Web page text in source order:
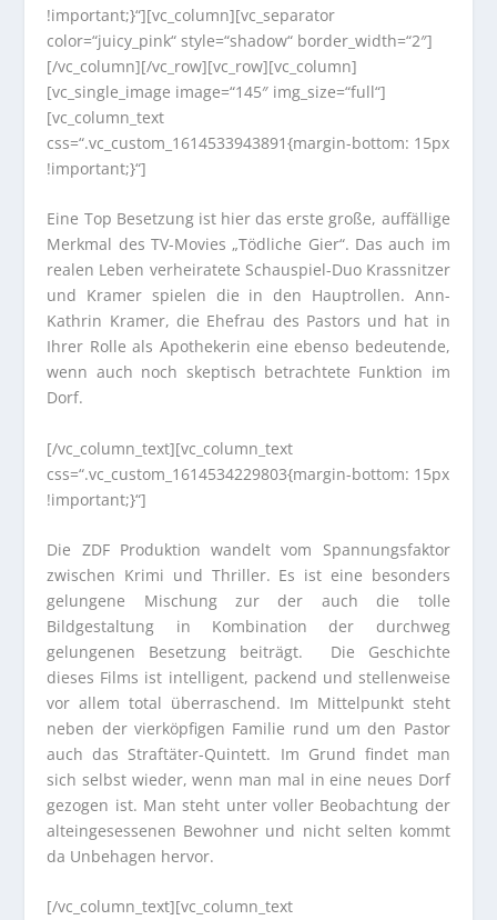
!important;}“][vc_column][vc_separator
color=“juicy_pink“ style=“shadow“ border_width=“2″]
[/vc_column][/vc_row][vc_row][vc_column]
[vc_single_image image=“145″ img_size=“full“]
[vc_column_text
css=“.vc_custom_1614533943891{margin-bottom: 15px
!important;}“]
Eine Top Besetzung ist hier das erste große, auffällige
Merkmal des TV-Movies „Tödliche Gier“. Das auch im
realen Leben verheiratete Schauspiel-Duo Krassnitzer
und Kramer spielen die in den Hauptrollen. Ann-
Kathrin Kramer, die Ehefrau des Pastors und hat in
Ihrer Rolle als Apothekerin eine ebenso bedeutende,
wenn auch noch skeptisch betrachtete Funktion im
Dorf.
[/vc_column_text][vc_column_text
css=“.vc_custom_1614534229803{margin-bottom: 15px
!important;}“]
Die ZDF Produktion wandelt vom Spannungsfaktor
zwischen Krimi und Thriller. Es ist eine besonders
gelungene Mischung zur der auch die tolle
Bildgestaltung in Kombination der durchweg
gelungenen Besetzung beiträgt. Die Geschichte
dieses Films ist intelligent, packend und stellenweise
vor allem total überraschend. Im Mittelpunkt steht
neben der vierköpfigen Familie rund um den Pastor
auch das Straftäter-Quintett. Im Grund findet man
sich selbst wieder, wenn man mal in eine neues Dorf
gezogen ist. Man steht unter voller Beobachtung der
alteingesessenen Bewohner und nicht selten kommt
da Unbehagen hervor.
[/vc_column_text][vc_column_text